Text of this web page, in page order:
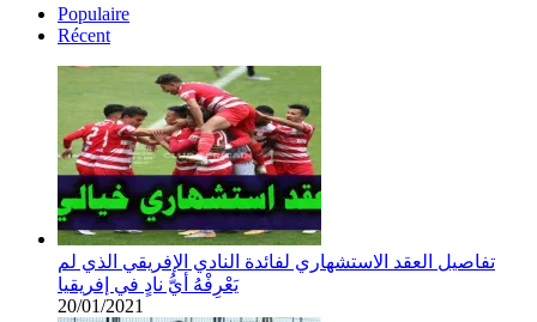
Populaire
Récent
تفاصيل العقد الاستشهاري لفائدة النادي الإفريقي الذي لم
يَعْرِفْهُ أيُّ نادٍ في إفريقيا
20/01/2021